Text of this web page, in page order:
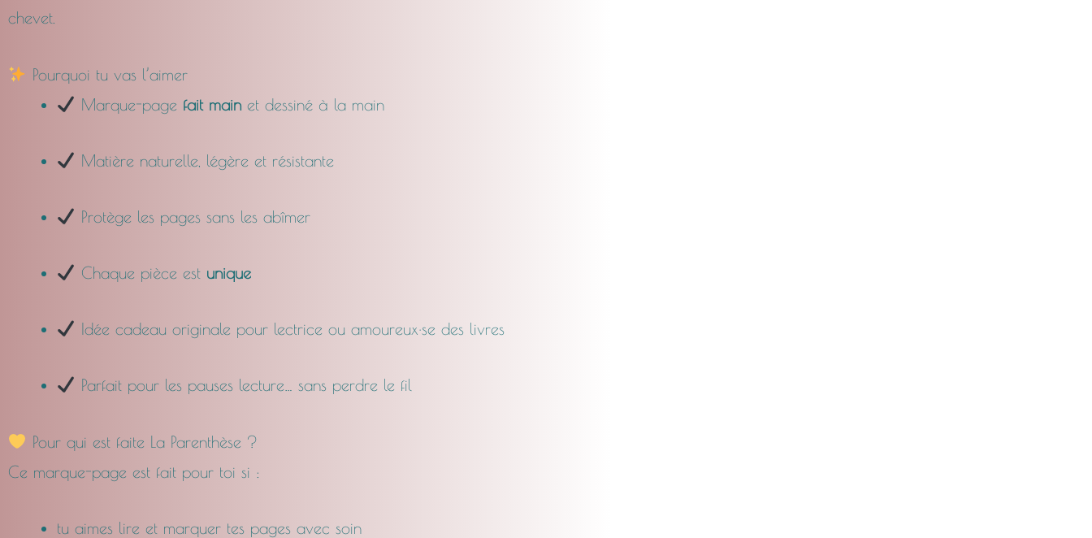
chevet.
Pourquoi tu vas l’aimer
Marque-page fait mainet dessiné à la main
Matière naturelle, légère et résistante
Protège les pages sans les abîmer
Chaque pièce est unique
Idée cadeau originale pour lectrice ou amoureux·se des livres
Parfait pour les pauses lecture… sans perdre le fil
Pour qui est faite La Parenthèse ?
Ce marque-page est fait pour toi si :
tu aimes lire et marquer tes pages avec soin